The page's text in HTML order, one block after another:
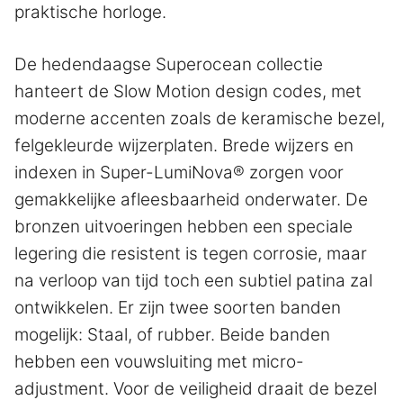
praktische horloge.
De hedendaagse Superocean collectie
hanteert de Slow Motion design codes, met
moderne accenten zoals de keramische bezel,
felgekleurde wijzerplaten. Brede wijzers en
indexen in Super-LumiNova® zorgen voor
gemakkelijke afleesbaarheid onderwater. De
bronzen uitvoeringen hebben een speciale
legering die resistent is tegen corrosie, maar
na verloop van tijd toch een subtiel patina zal
ontwikkelen. Er zijn twee soorten banden
mogelijk: Staal, of rubber. Beide banden
hebben een vouwsluiting met micro-
adjustment. Voor de veiligheid draait de bezel